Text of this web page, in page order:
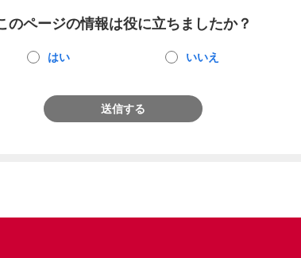
のページの情報は役に立ちましたか？
はい いいえ
送信する